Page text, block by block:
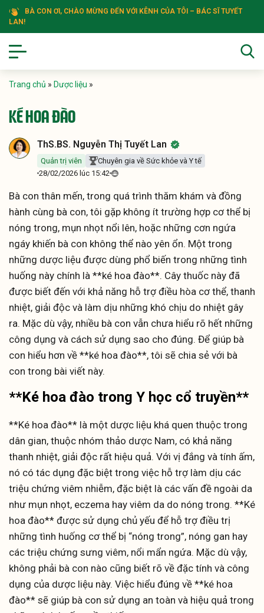
BÀ CON ƠI, CHÀO MỪNG ĐẾN VỚI KÊNH CỦA TÔI – BÁC SĨ TUYẾT
LAN!
Trang chủ » Dược liệu »
KÉ HOA ĐÀO
ThS.BS. Nguyễn Thị Tuyết Lan
Quản trị viên
Chuyên gia về Sức khỏe và Y tế
28/02/2026 lúc 15:42
Bà con thân mến, trong quá trình thăm khám và đồng
hành cùng bà con, tôi gặp không ít trường hợp cơ thể bị
nóng trong, mụn nhọt nổi lên, hoặc những cơn ngứa
ngáy khiến bà con không thể nào yên ổn. Một trong
những dược liệu được dùng phổ biến trong những tình
huống này chính là **ké hoa đào**. Cây thuốc này đã
được biết đến với khả năng hỗ trợ điều hòa cơ thể, thanh
nhiệt, giải độc và làm dịu những khó chịu do nhiệt gây
ra. Mặc dù vậy, nhiều bà con vẫn chưa hiểu rõ hết những
công dụng và cách sử dụng sao cho đúng. Để giúp bà
con hiểu hơn về **ké hoa đào**, tôi sẽ chia sẻ với bà
con trong bài viết này.
**Ké hoa đào trong Y học cổ truyền**
**Ké hoa đào** là một dược liệu khá quen thuộc trong
dân gian, thuộc nhóm thảo dược Nam, có khả năng
thanh nhiệt, giải độc rất hiệu quả. Với vị đắng và tính ấm,
nó có tác dụng đặc biệt trong việc hỗ trợ làm dịu các
triệu chứng viêm nhiễm, đặc biệt là các vấn đề ngoài da
như mụn nhọt, eczema hay viêm da do nóng trong. **Ké
hoa đào** được sử dụng chủ yếu để hỗ trợ điều trị
những tình huống cơ thể bị “nóng trong”, nóng gan hay
các triệu chứng sưng viêm, nổi mẩn ngứa. Mặc dù vậy,
không phải bà con nào cũng biết rõ về đặc tính và công
dụng của dược liệu này. Việc hiểu đúng về **ké hoa
đào** sẽ giúp bà con sử dụng an toàn và hiệu quả trong